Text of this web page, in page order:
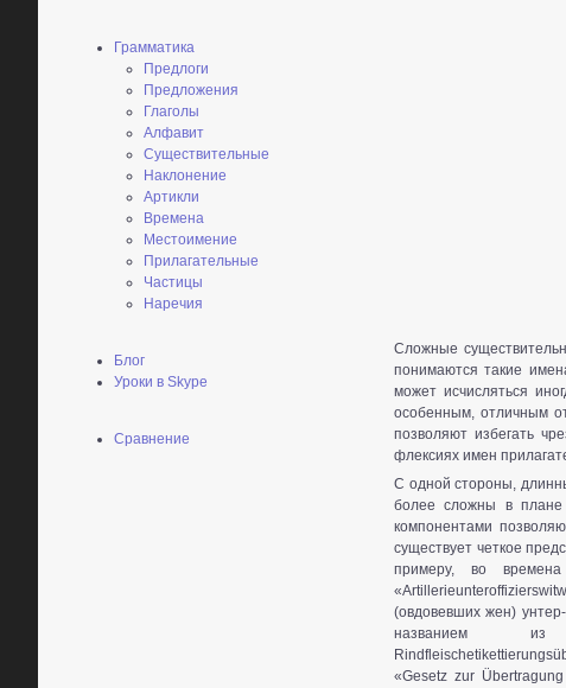
Грамматика
Предлоги
Предложения
Глаголы
Алфавит
Существительные
Наклонение
Артикли
Времена
Местоимение
Прилагательные
Частицы
Наречия
Блог
Уроки в Skype
Сравнение
Сложные
понимаются такие
может исчисляться
особенным, отличным
позволяют избегать
флексиях имен
С одной стороны,
более сложны в плане
компонентами
существует четкое
примеру, во
(овдовевших жен)
названием из
«Gesetz zur